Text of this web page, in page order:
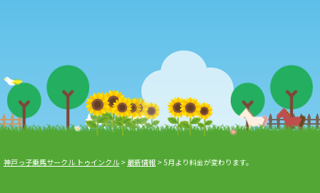
神戸っ子乗馬サークル トゥインクル > 最新情報 > 5月より料金が変わります。